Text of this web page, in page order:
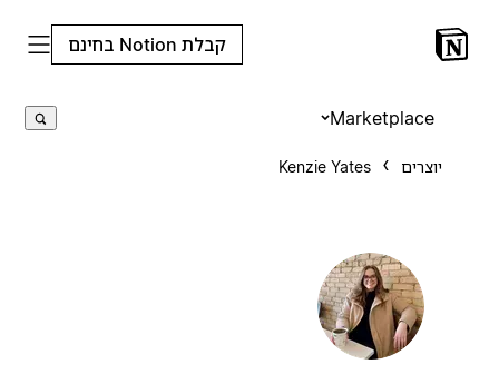
קבלת Notion בחינם
Marketplace
Kenzie Yates